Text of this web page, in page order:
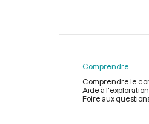
page
Comprendre
Comprendre le
Aide à l'exploration
Foire aux